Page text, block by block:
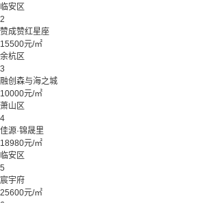
临安区
2
赞成赞红星座
15500元/㎡
余杭区
3
融创森与海之城
10000元/㎡
萧山区
4
佳源·锦晟里
18980元/㎡
临安区
5
宸宇府
25600元/㎡